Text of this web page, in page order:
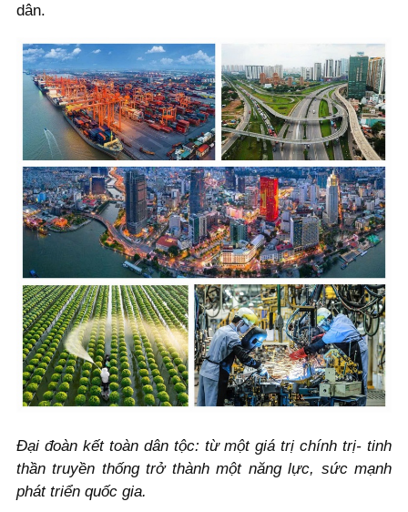
dân.
Đại đoàn kết toàn dân tộc: từ một giá trị chính trị- tinh
thần truyền thống trở thành một năng lực, sức mạnh
phát triển quốc gia.